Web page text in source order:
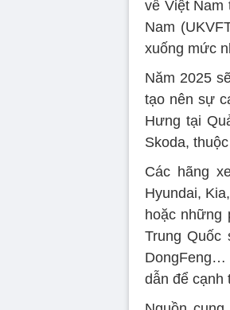
về Việt Nam
Nam
xuống mức
Năm 2025
tạo nên sự
Hưng tại
Skoda,
Các hãng
Hyundai,
hoặc những
Trung Quốc
DongFeng…
dẫn để cạnh